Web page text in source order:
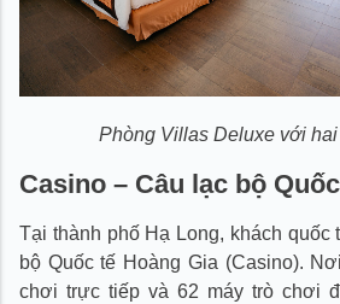
Phòng Villas Deluxe với
Casino – Câu lạc bộ
Tại thành phố Hạ Long, khách quốc
bộ Quốc tế Hoàng Gia (Casino).
chơi trực tiếp và 62 máy trò chơi